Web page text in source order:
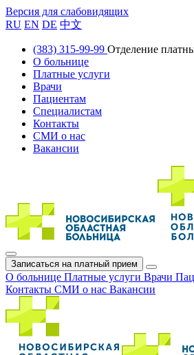
Версия для слабовидящих
RU EN DE 中文
(383) 315-99-99 Отделение
О больнице
Платные услуги
Врачи
Пациентам
Специалистам
Контакты
СМИ о нас
Вакансии
Записаться на платный прием
О больнице Платные услуги Врачи
Контакты СМИ о нас Вакансии